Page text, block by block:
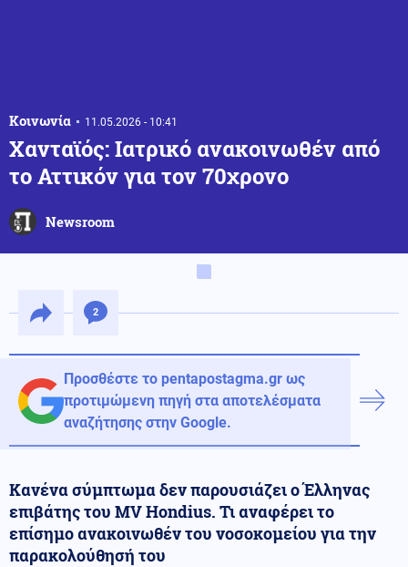
Κοινωνία 11.05.2026 - 10:41
Χανταϊός: Ιατρικό ανακοινωθέν από
το Αττικόν για τον 70χρονο
Newsroom
2
Προσθέστε το pentapostagma.gr ως
προτιμώμενη πηγή στα αποτελέσματα
αναζήτησης στην Google.
Κανένα σύμπτωμα δεν παρουσιάζει ο Έλληνας
επιβάτης του MV Hondius. Τι αναφέρει το
επίσημο ανακοινωθέν του νοσοκομείου για την
παρακολούθησή του